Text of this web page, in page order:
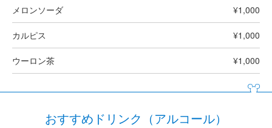
メロンソーダ ¥1,000
カルピス ¥1,000
ウーロン茶 ¥1,000
おすすめドリンク（アルコール）